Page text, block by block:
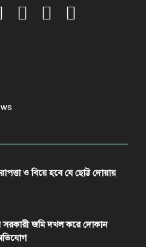
ও বিয়ে হবে যে ছোট্ট দোয়ায়
জমি দখল করে দোকান